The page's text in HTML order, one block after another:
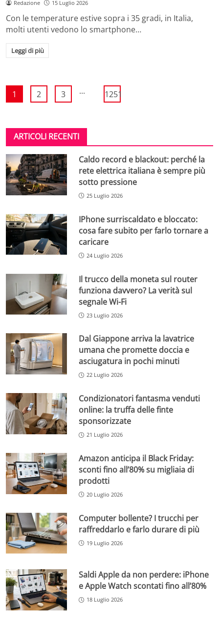
Redazione 15 Luglio 2026
Con le temperature estive sopra i 35 gradi, in Italia,
molti utenti vedono lo smartphone…
Leggi di più
1 2 3 ... 1251
ARTICOLI RECENTI
Caldo record e blackout: perché la
rete elettrica italiana è sempre più
sotto pressione
25 Luglio 2026
IPhone surriscaldato e bloccato:
cosa fare subito per farlo tornare a
caricare
24 Luglio 2026
Il trucco della moneta sul router
funziona davvero? La verità sul
segnale Wi-Fi
23 Luglio 2026
Dal Giappone arriva la lavatrice
umana che promette doccia e
asciugatura in pochi minuti
22 Luglio 2026
Condizionatori fantasma venduti
online: la truffa delle finte
sponsorizzate
21 Luglio 2026
Amazon anticipa il Black Friday:
sconti fino all’80% su migliaia di
prodotti
20 Luglio 2026
Computer bollente? I trucchi per
raffreddarlo e farlo durare di più
19 Luglio 2026
Saldi Apple da non perdere: iPhone
e Apple Watch scontati fino all’80%
18 Luglio 2026